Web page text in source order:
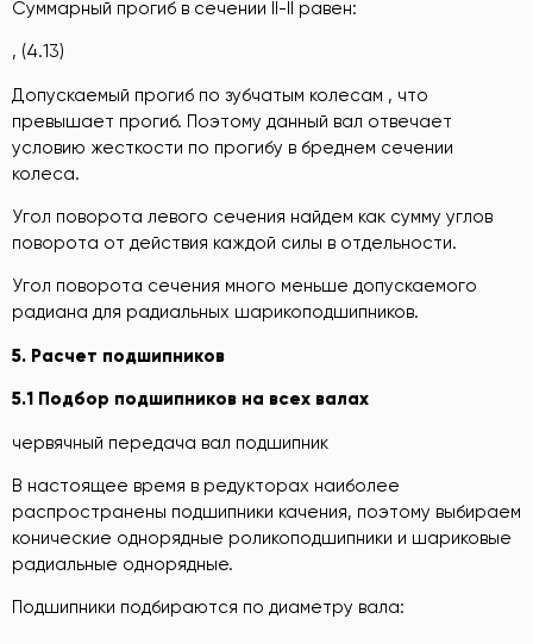
Суммарный прогиб в сечении II-II равен:
, (4.13)
Допускаемый прогиб по зубчатым колесам , что
превышает прогиб. Поэтому данный вал отвечает
условию жесткости по прогибу в бреднем сечении
колеса.
Угол поворота левого сечения найдем как сумму углов
поворота от действия каждой силы в отдельности.
Угол поворота сечения много меньше допускаемого
радиана для радиальных шарикоподшипников.
5. Расчет подшипников
5.1 Подбор подшипников на всех валах
червячный передача вал подшипник
В настоящее время в редукторах наиболее
распространены подшипники качения, поэтому выбираем
конические однорядные роликоподшипники и шариковые
радиальные однорядные.
Подшипники подбираются по диаметру вала: